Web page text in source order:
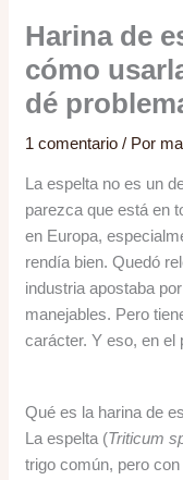
Harina de
cómo
dé
1 comentario / Por
La espelta no es un
parezca que está en
en Europa,
rendía bien. Quedó
industria apostaba
manejables. Pero
carácter. Y eso, en el
Qué es la harina de
La espelta (Triticum
trigo común, pero